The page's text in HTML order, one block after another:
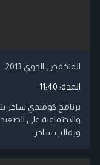
المنخفض الجوي 2013
المدة: 11:40
برنامج كوميدي ساخر
والاجتماعية على
وبقالب ساخر.